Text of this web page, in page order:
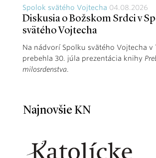
Spolok svätého Vojtecha 04.08.2026
Diskusia o Božskom Srdci v
svätého Vojtecha
Na nádvorí Spolku svätého Vojtecha v
prebehla 30. júla prezentácia knihy
milosrdenstva.
Najnovšie KN